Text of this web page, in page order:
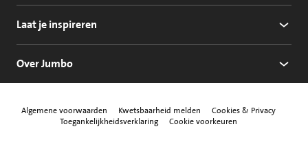
Laat je inspireren
Over Jumbo
Algemene voorwaarden Kwetsbaarheid melden
Cookies & Privacy
Toegankelijkheidsverklaring
Cookie voorkeuren